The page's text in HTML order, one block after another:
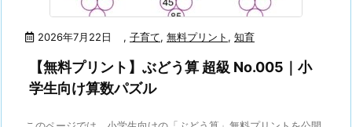
2026年7月22日 , 子育て, 無料プリント , 知育
【無料プリント】ぶどう算 超級 No.005｜小
学生向け算数パズル